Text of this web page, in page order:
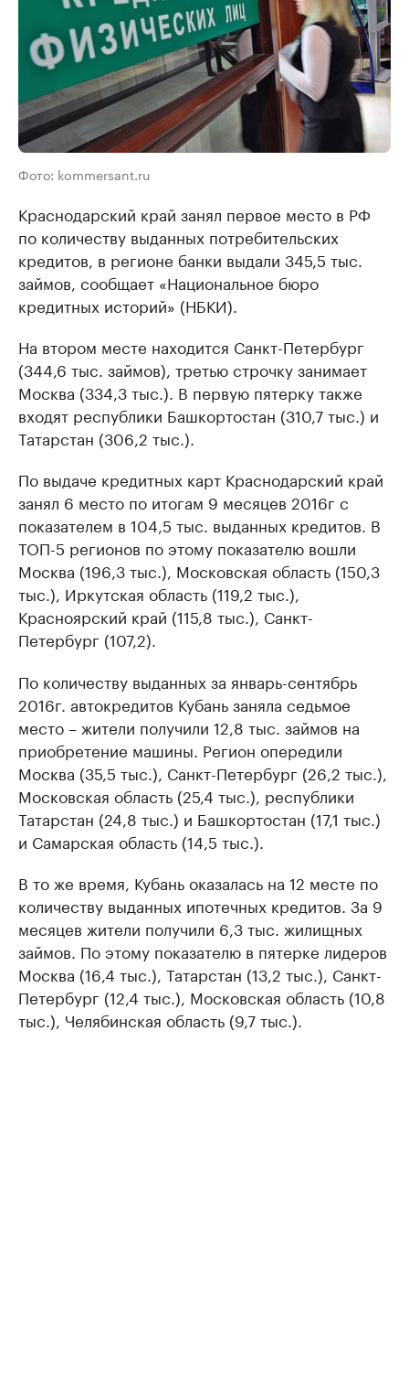
Фото: kommersant.ru
Краснодарский край занял первое место в РФ
по количеству выданных потребительских
кредитов, в регионе банки выдали 345,5 тыс.
займов, сообщает «Национальное бюро
кредитных историй» (НБКИ).
На втором месте находится Санкт-Петербург
(344,6 тыс. займов), третью строчку занимает
Москва (334,3 тыс.). В первую пятерку также
входят республики Башкортостан (310,7 тыс.) и
Татарстан (306,2 тыс.).
По выдаче кредитных карт Краснодарский край
занял 6 место по итогам 9 месяцев 2016г с
показателем в 104,5 тыс. выданных кредитов. В
ТОП-5 регионов по этому показателю вошли
Москва (196,3 тыс.), Московская область (150,3
тыс.), Иркутская область (119,2 тыс.),
Красноярский край (115,8 тыс.), Санкт-
Петербург (107,2).
По количеству выданных за январь-сентябрь
2016г. автокредитов Кубань заняла седьмое
место – жители получили 12,8 тыс. займов на
приобретение машины. Регион опередили
Москва (35,5 тыс.), Санкт-Петербург (26,2 тыс.),
Московская область (25,4 тыс.), республики
Татарстан (24,8 тыс.) и Башкортостан (17,1 тыс.)
и Самарская область (14,5 тыс.).
В то же время, Кубань оказалась на 12 месте по
количеству выданных ипотечных кредитов. За 9
месяцев жители получили 6,3 тыс. жилищных
займов. По этому показателю в пятерке лидеров
Москва (16,4 тыс.), Татарстан (13,2 тыс.), Санкт-
Петербург (12,4 тыс.), Московская область (10,8
тыс.), Челябинская область (9,7 тыс.).